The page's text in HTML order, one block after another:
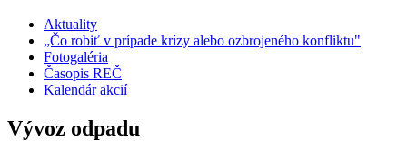
Aktuality
„Čo robiť v prípade krízy alebo ozbrojeného konfliktu"
Fotogaléria
Časopis REČ
Kalendár akcií
Vývoz odpadu